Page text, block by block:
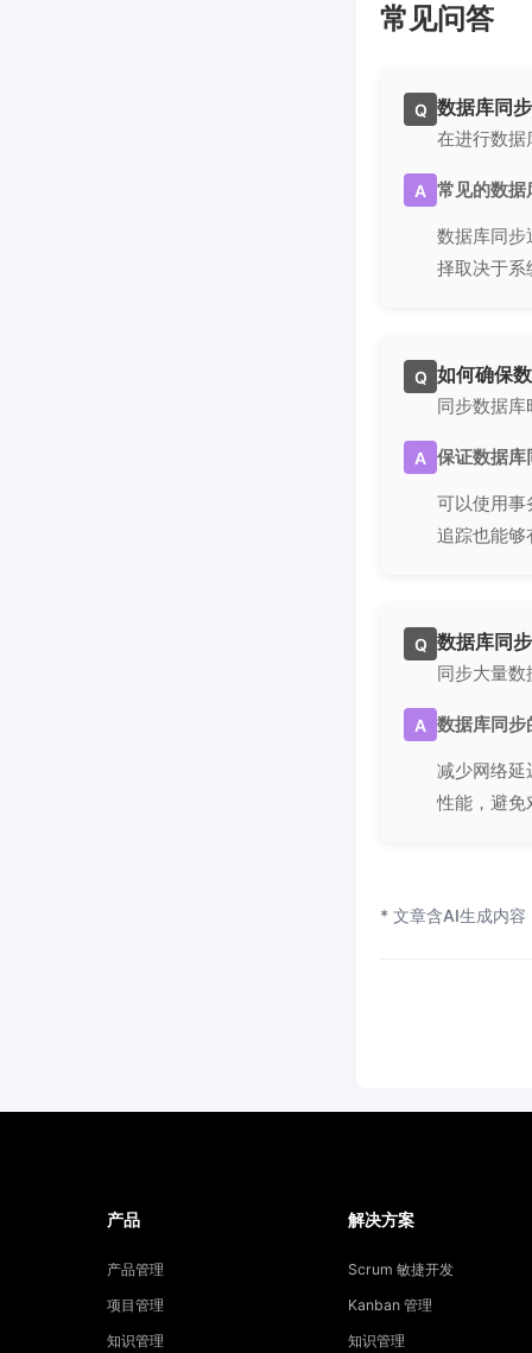
常见问答
Q 数据库同
在进行数据
A 常见的数据
数据库同步
择取决于系
Q 如何确保
同步数据
A 保证数据库
可以使用事
追踪也能够
Q 数据库同
同步大量
A 数据库同步
减少网络延
性能，避免
* 文章含AI生成内容
产品
产品管理
项目管理
知识管理
解决方案
Scrum 敏捷开发
Kanban 管理
知识管理